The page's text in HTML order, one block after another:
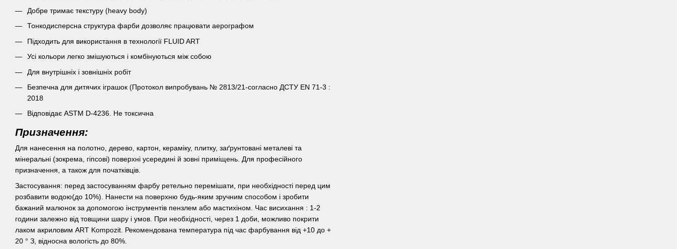
Добре тримає текстуру (heavy body)
Тонкодисперсна структура фарби дозволяє працювати аерографом
Підходить для використання в технології FLUID ART
Усі кольори легко змішуються і комбінуються між собою
Для внутрішніх і зовнішніх робіт
Безпечна для дитячих іграшок (Протокол випробувань № 2813/21-согласно ДСТУ EN 71-3 :
2018
Відповідає ASTM D-4236. Не токсична
Призначення:
Для нанесення на полотно, дерево, картон, кераміку, плитку, заґрунтовані металеві та
мінеральні (зокрема, гіпсові) поверхні усередині й зовні приміщень. Для професійного
призначення, а також для початківців.
Застосування: перед застосуванням фарбу ретельно перемішати, при необхідності перед цим
розбавити водою(до 10%). Нанести на поверхню будь-яким зручним способом і зробити
бажаний малюнок за допомогою інструментів пензлем або мастихіном. Час висихання : 1-2
години залежно від товщини шару і умов. При необхідності, через 1 доби, можливо покрити
лаком акриловим ART Kompozit. Рекомендована температура під час фарбування від +10 до +
20 ° З, відносна вологість до 80%.